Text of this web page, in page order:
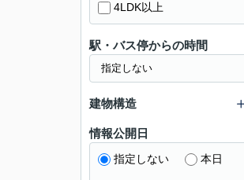
4LDK以上
駅・バス停からの時間
建物構造
情報公開日
指定しない 本日